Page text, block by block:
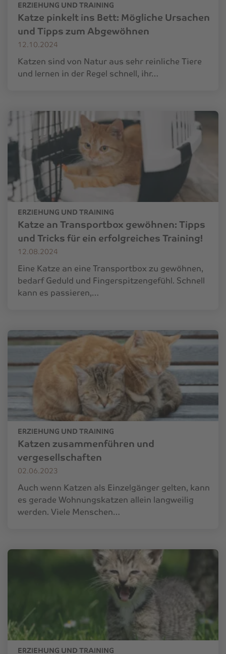
ERZIEHUNG UND TRAINING
Katze pinkelt ins Bett: Mögliche Ursachen
und Tipps zum Abgewöhnen
12.10.2024
Katzen sind von Natur aus sehr reinliche Tiere
und lernen in der Regel schnell, ihr…
ERZIEHUNG UND TRAINING
Katze an Transportbox gewöhnen: Tipps
und Tricks für ein erfolgreiches Training!
12.08.2024
Eine Katze an eine Transportbox zu gewöhnen,
bedarf Geduld und Fingerspitzengefühl. Schnell
kann es passieren,…
ERZIEHUNG UND TRAINING
Katzen zusammenführen und
vergesellschaften
02.06.2023
Auch wenn Katzen als Einzelgänger gelten, kann
es gerade Wohnungskatzen allein langweilig
werden. Viele Menschen…
ERZIEHUNG UND TRAINING